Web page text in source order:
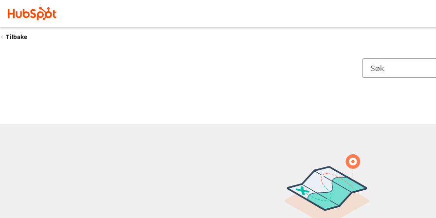
Tilbake